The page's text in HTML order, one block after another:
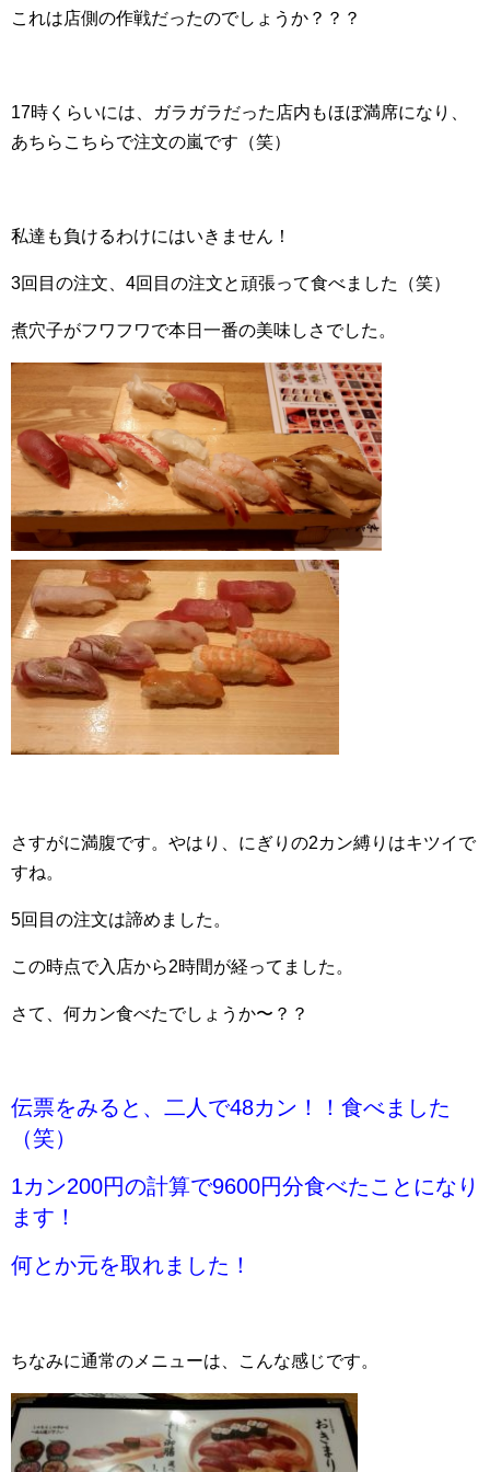
これは店側の作戦だったのでしょうか？？？
17時くらいには、ガラガラだった店内もほぼ満席になり、
あちらこちらで注文の嵐です（笑）
私達も負けるわけにはいきません！
3回目の注文、4回目の注文と頑張って食べました（笑）
煮穴子がフワフワで本日一番の美味しさでした。
さすがに満腹です。やはり、にぎりの2カン縛りはキツイで
すね。
5回目の注文は諦めました。
この時点で入店から2時間が経ってました。
さて、何カン食べたでしょうか〜？？
伝票をみると、二人で48カン！！食べました
（笑）
1カン200円の計算で9600円分食べたことになり
ます！
何とか元を取れました！
ちなみに通常のメニューは、こんな感じです。